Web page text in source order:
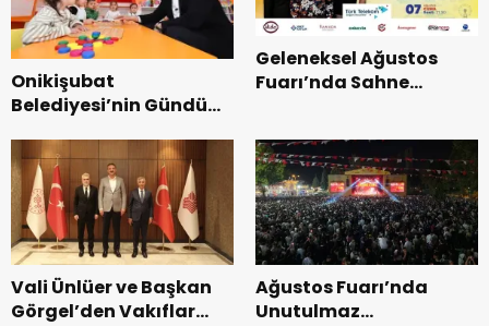
Onikişubat
Belediyesi’nin Gündüz
dönemin ön kayıtları
başladı.
Geleneksel Ağustos
Fuarı’nda Sahne
Vali Ünlüer ve Başkan
Görgel’den Vakıflar
Ağustos Fuarı’nda
Unutulmaz